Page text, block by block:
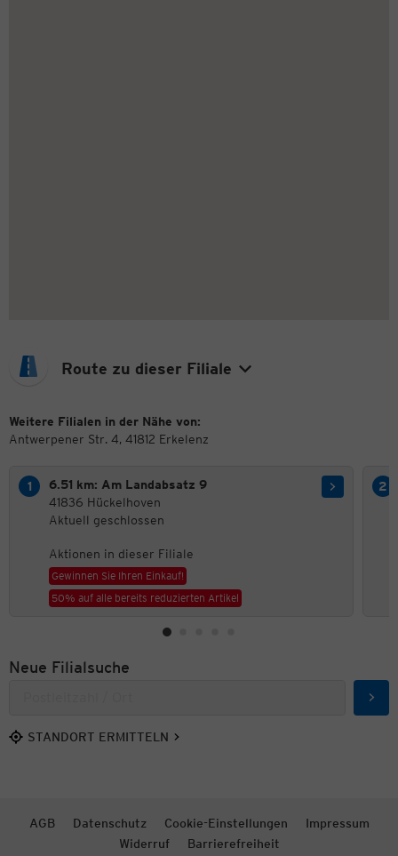
Route zu dieser Filiale
Weitere Filialen in der Nähe von:
Antwerpener Str. 4, 41812 Erkelenz
6.51 km: Am Landabsatz 9
41836 Hückelhoven
Aktuell geschlossen
Aktionen in dieser Filiale
Gewinnen Sie Ihren Einkauf!
50% auf alle bereits reduzierten Artikel
Neue Filialsuche
STANDORT ERMITTELN
AGB Datenschutz Cookie-Einstellungen
Impressum
Widerruf
Barrierefreiheit